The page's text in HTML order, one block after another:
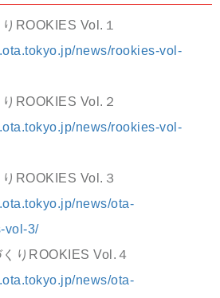
ROOKIES Vol.１
news/rookies-vol-
ROOKIES Vol.２
news/rookies-vol-
ROOKIES Vol.３
news/ota-
vol-3/
りROOKIES Vol.４
news/ota-